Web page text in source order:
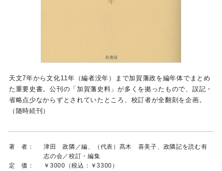
天文7年から文化11年（編者没年）まで加賀藩政を編年体でまとめ
た重要史書。公刊の「加賀藩史料」が多くを拠ったもので、誤記・
省略点少なからずとされていたところ、校訂者が全翻刻を企画。
（随時続刊）
著 者：
津田 政隣／編、（代表）髙木 喜美子、政隣記を読む有
志の会／校訂・編集
定 価：
￥3000（税込：￥3300）